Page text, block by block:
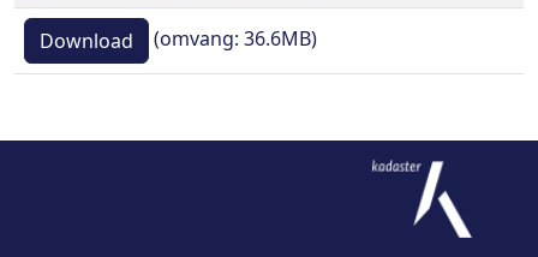
Download (omvang: 36.6MB)